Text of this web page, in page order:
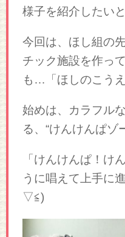
様子を紹介したい
今回は、ほし組の
チック施設を作っ
も…「ほしのこう
始めは、カラフル
「けんけんぱ！け
うに唱えて上手に
▽≦)